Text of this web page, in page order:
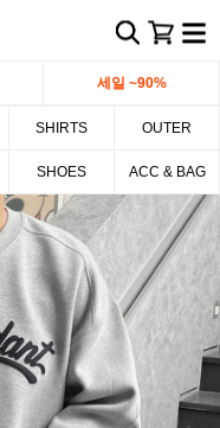
세일 ~90%
SHIRTS OUTER
SHOES ACC & BAG